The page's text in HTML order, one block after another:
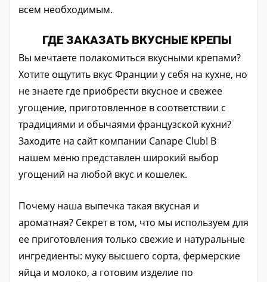
всем необходимым.
ГДЕ ЗАКАЗАТЬ ВКУСНЫЕ КРЕПЫ
Вы мечтаете полакомиться вкусными крепами?
Хотите ощутить вкус Франции у себя на кухне, но
не знаете где приобрести вкусное и свежее
угощение, приготовленное в соответствии с
традициями и обычаями французской кухни?
Заходите на сайт компании Canape Club! В
нашем меню представлен широкий выбор
угощений на любой вкус и кошелек.
Почему наша выпечка такая вкусная и
ароматная? Секрет в том, что мы используем для
ее приготовления только свежие и натуральные
ингредиенты: муку высшего сорта, фермерские
яйца и молоко, а готовим изделие по